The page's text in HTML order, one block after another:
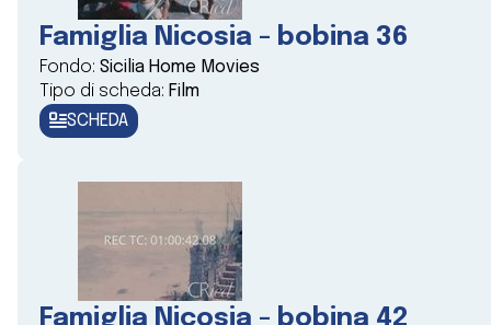
Famiglia Nicosia - bobina 36
Fondo: Sicilia Home Movies
Tipo di scheda: Film
SCHEDA
Famiglia Nicosia - bobina 42